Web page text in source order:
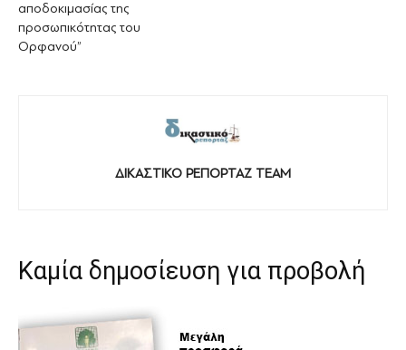
αποδοκιμασίας της
προσωπικότητας του
Ορφανού”
ΔΙΚΑΣΤΙΚΟ ΡΕΠΟΡΤΑΖ TEAM
Καμία δημοσίευση για προβολή